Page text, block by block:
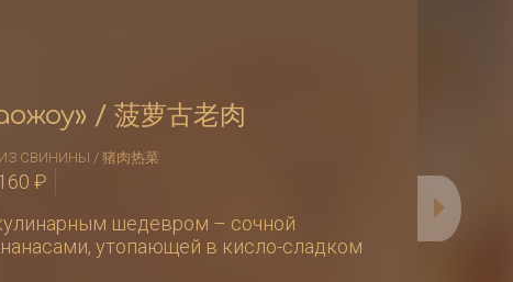
/ 菠萝古老肉
СВИНИНЫ / 猪肉热菜
₽
шедевром – сочной
утопающей в кисло-сладком